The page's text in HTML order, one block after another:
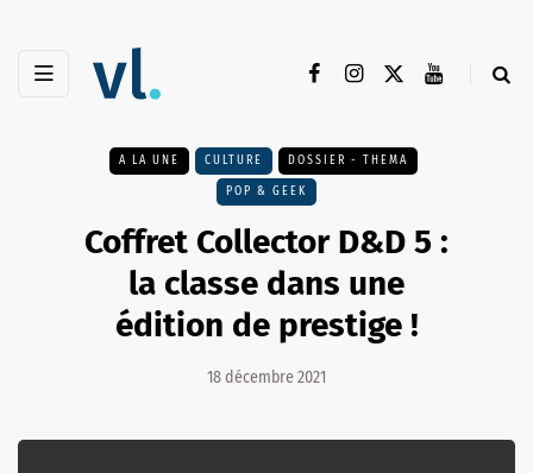
A LA UNE CULTURE DOSSIER - THEMA
POP & GEEK
Coffret Collector D&D 5 :
la classe dans une
édition de prestige !
18 décembre 2021